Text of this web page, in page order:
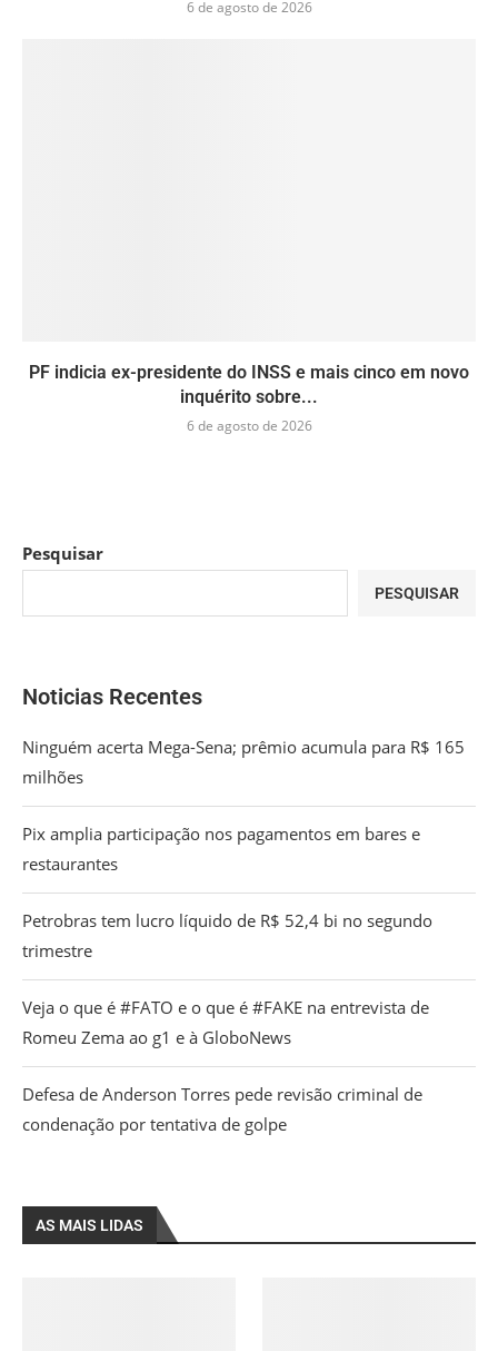
6 de agosto de 2026
PF indicia ex-presidente do INSS e mais cinco em novo
inquérito sobre...
6 de agosto de 2026
Pesquisar
PESQUISAR
Noticias Recentes
Ninguém acerta Mega-Sena; prêmio acumula para R$ 165
milhões
Pix amplia participação nos pagamentos em bares e
restaurantes
Petrobras tem lucro líquido de R$ 52,4 bi no segundo
trimestre
Veja o que é #FATO e o que é #FAKE na entrevista de
Romeu Zema ao g1 e à GloboNews
Defesa de Anderson Torres pede revisão criminal de
condenação por tentativa de golpe
AS MAIS LIDAS